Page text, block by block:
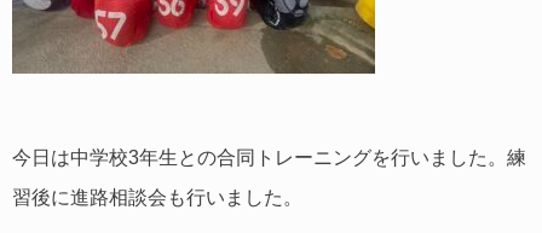
今日は中学校3年生との合同トレーニングを行いました。練
習後に進路相談会も行いました。